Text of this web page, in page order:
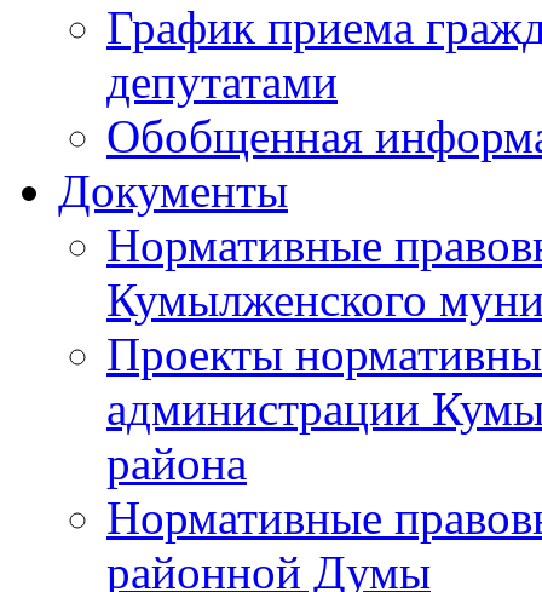
График приема
депутатами
Обобщенная
Документы
Нормативные
Кумылженского
Проекты
администрации
района
Нормативные
районной Думы